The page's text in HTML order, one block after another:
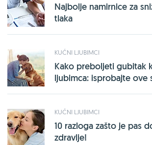
Najbolje namirnice za
tlaka
KUĆNI LJUBIMCI
Kako preboljeti gubitak
ljubimca: isprobajte ove
KUĆNI LJUBIMCI
10 razloga zašto je pas
zdravlje!